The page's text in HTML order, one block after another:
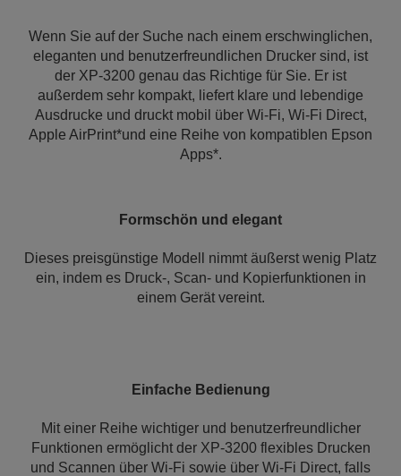
Wenn Sie auf der Suche nach einem erschwinglichen,
eleganten und benutzerfreundlichen Drucker sind, ist
der XP-3200 genau das Richtige für Sie. Er ist
außerdem sehr kompakt, liefert klare und lebendige
Ausdrucke und druckt mobil über Wi-Fi, Wi-Fi Direct,
Apple AirPrint*und eine Reihe von kompatiblen Epson
Apps*.
Formschön und elegant
Dieses preisgünstige Modell nimmt äußerst wenig Platz
ein, indem es Druck-, Scan- und Kopierfunktionen in
einem Gerät vereint.
Einfache Bedienung
Mit einer Reihe wichtiger und benutzerfreundlicher
Funktionen ermöglicht der XP-3200 flexibles Drucken
und Scannen über Wi-Fi sowie über Wi-Fi Direct, falls